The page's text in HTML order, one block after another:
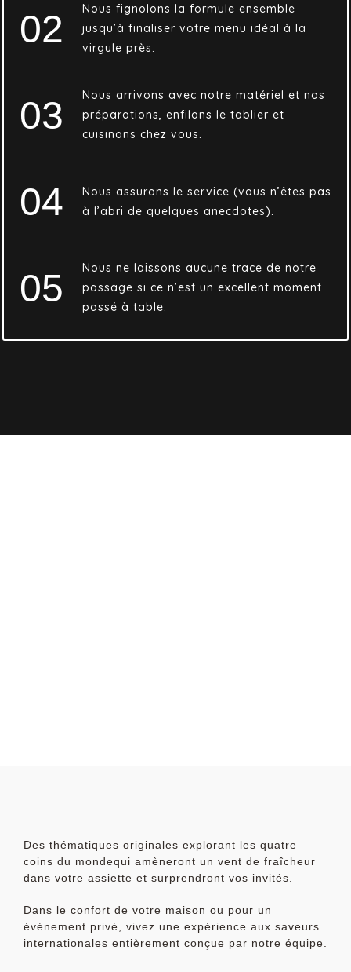
02
Nous fignolons la formule ensemble
jusqu’à finaliser votre menu idéal à la
virgule près.
03
Nous arrivons avec notre matériel et nos
préparations, enfilons le tablier et
cuisinons chez vous.
04
Nous assurons le service (vous n’êtes pas
à l’abri de quelques anecdotes).
05
Nous ne laissons aucune trace de notre
passage si ce n’est un excellent moment
passé à table.
Des thématiques originales explorant les quatre
coins du mondequi amèneront un vent de fraîcheur
dans votre assiette et surprendront vos invités.
Dans le confort de votre maison ou pour un
événement privé, vivez une expérience aux saveurs
internationales entièrement conçue par notre équipe.